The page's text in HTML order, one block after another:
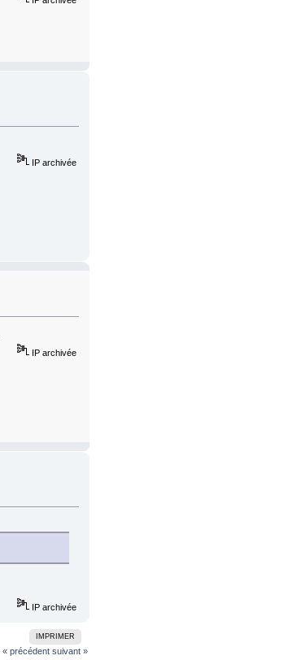
IP archivée
IP archivée
IP archivée
IMPRIMER
« précédent suivant »